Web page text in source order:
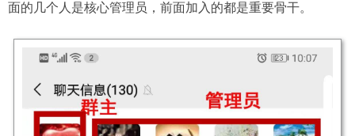
面的几个人是核心管理员，前面加入的都是重要骨干。